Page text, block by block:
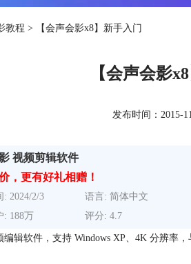
教程 > 【会声会影x8】新手入门
【会声会影
发布时间：2015-
视频剪辑软件
，更有好礼相赠！
: 2024/2/3 语言: 简体中文
: 188万
评分: 4.7
辑软件，支持 Windows XP、4K 分辨率